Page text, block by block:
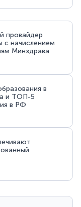
провайдер
начислением
Минздрава
в
и ТОП-5
в РФ